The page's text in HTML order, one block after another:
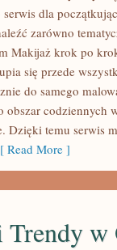
dla
zarówno
Makijaż krok po
się przede
do samego
obszar codziennych
Dzięki temu serwis
[ Read More ]
w